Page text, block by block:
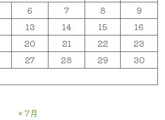
6 7 8
9
13 14 15
16
20 21 22
23
27 28 29
30
« 7月